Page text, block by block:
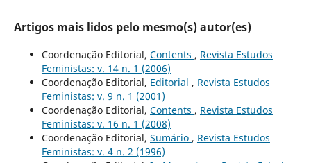
Artigos mais lidos pelo mesmo(s) autor(es)
Coordenação Editorial, Contents , Revista Estudos
Feministas: v. 14 n. 1 (2006)
Coordenação Editorial, Editorial , Revista Estudos
Feministas: v. 9 n. 1 (2001)
Coordenação Editorial, Contents , Revista Estudos
Feministas: v. 16 n. 1 (2008)
Coordenação Editorial, Sumário , Revista Estudos
Feministas: v. 4 n. 2 (1996)